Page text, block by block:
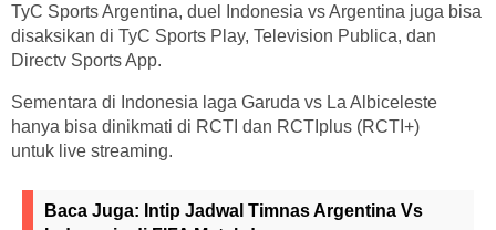
TyC Sports Argentina, duel Indonesia vs Argentina juga bisa
disaksikan di TyC Sports Play, Television Publica, dan
Directv Sports App.
Sementara di Indonesia laga Garuda vs La Albiceleste
hanya bisa dinikmati di RCTI dan RCTIplus (RCTI+)
untuk live streaming.
Baca Juga: Intip Jadwal Timnas Argentina Vs